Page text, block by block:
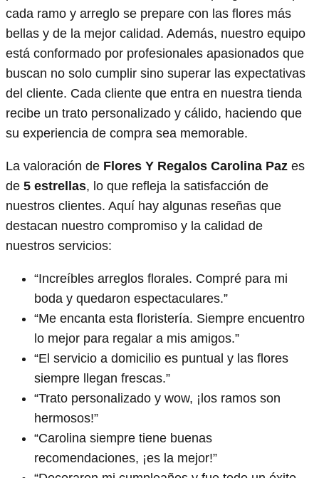
cada ramo y arreglo se prepare con las flores más
bellas y de la mejor calidad. Además, nuestro equipo
está conformado por profesionales apasionados que
buscan no solo cumplir sino superar las expectativas
del cliente. Cada cliente que entra en nuestra tienda
recibe un trato personalizado y cálido, haciendo que
su experiencia de compra sea memorable.
La valoración de Flores Y Regalos Carolina Paz es
de 5 estrellas, lo que refleja la satisfacción de
nuestros clientes. Aquí hay algunas reseñas que
destacan nuestro compromiso y la calidad de
nuestros servicios:
“Increíbles arreglos florales. Compré para mi
boda y quedaron espectaculares.”
“Me encanta esta floristería. Siempre encuentro
lo mejor para regalar a mis amigos.”
“El servicio a domicilio es puntual y las flores
siempre llegan frescas.”
“Trato personalizado y wow, ¡los ramos son
hermosos!”
“Carolina siempre tiene buenas
recomendaciones, ¡es la mejor!”